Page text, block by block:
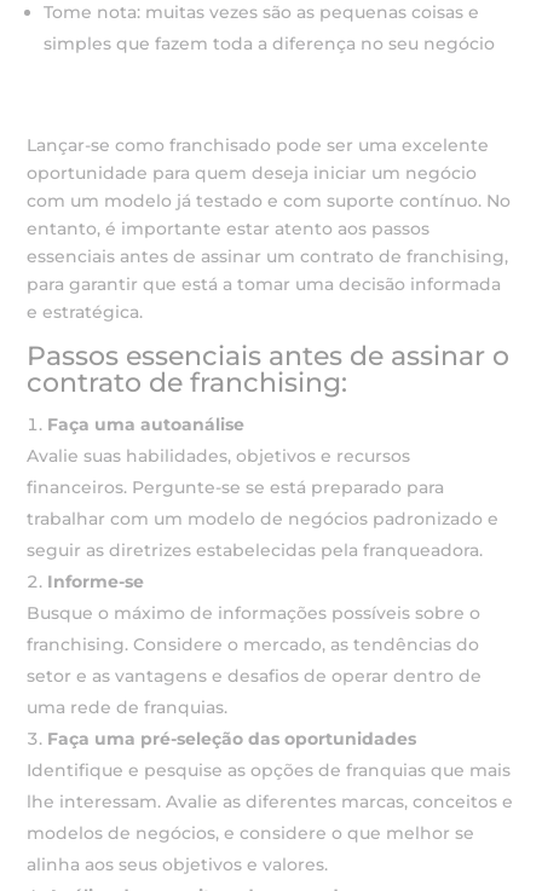
Tome nota: muitas vezes são as pequenas coisas e
simples que fazem toda a diferença no seu negócio
Lançar-se como franchisado pode ser uma excelente
oportunidade para quem deseja iniciar um negócio
com um modelo já testado e com suporte contínuo. No
entanto, é importante estar atento aos passos
essenciais antes de assinar um contrato de franchising,
para garantir que está a tomar uma decisão informada
e estratégica.
Passos essenciais antes de assinar o
contrato de franchising:
Faça uma autoanálise
Avalie suas habilidades, objetivos e recursos
financeiros. Pergunte-se se está preparado para
trabalhar com um modelo de negócios padronizado e
seguir as diretrizes estabelecidas pela franqueadora.
Informe-se
Busque o máximo de informações possíveis sobre o
franchising. Considere o mercado, as tendências do
setor e as vantagens e desafios de operar dentro de
uma rede de franquias.
Faça uma pré-seleção das oportunidades
Identifique e pesquise as opções de franquias que mais
lhe interessam. Avalie as diferentes marcas, conceitos e
modelos de negócios, e considere o que melhor se
alinha aos seus objetivos e valores.